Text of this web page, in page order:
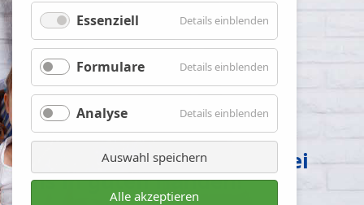
Essenziell Details einblenden
Essenziell
Formulare Details einblenden
Formulare
Analyse Details einblenden
Analyse
Auswahl speichern
Alle akzeptieren
Bauen oder Kaufen?
Ihre Baufinanzierung ist bei
uns in guten Händen!